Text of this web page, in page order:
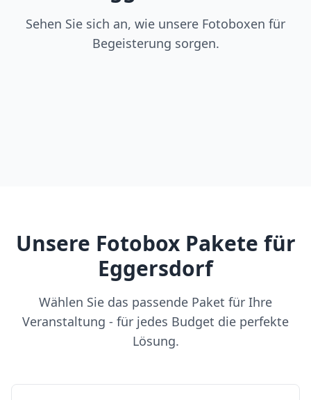
Sehen Sie sich an, wie unsere Fotoboxen für
Begeisterung sorgen.
Unsere Fotobox Pakete für
Eggersdorf
Wählen Sie das passende Paket für Ihre
Veranstaltung - für jedes Budget die perfekte
Lösung.